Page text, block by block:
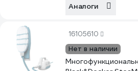
Аналоги
16105610
Нет в наличии